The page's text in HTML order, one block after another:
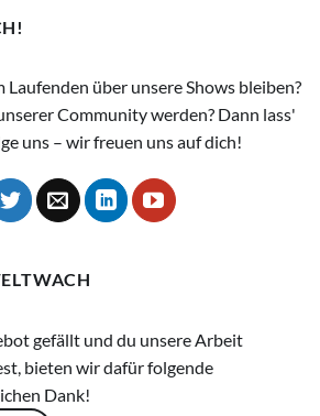
Laufenden über unsere Shows bleiben?
Community werden? Dann lass'
uns – wir freuen uns auf dich!
gefällt und du unsere Arbeit
bieten wir dafür folgende
Dank!